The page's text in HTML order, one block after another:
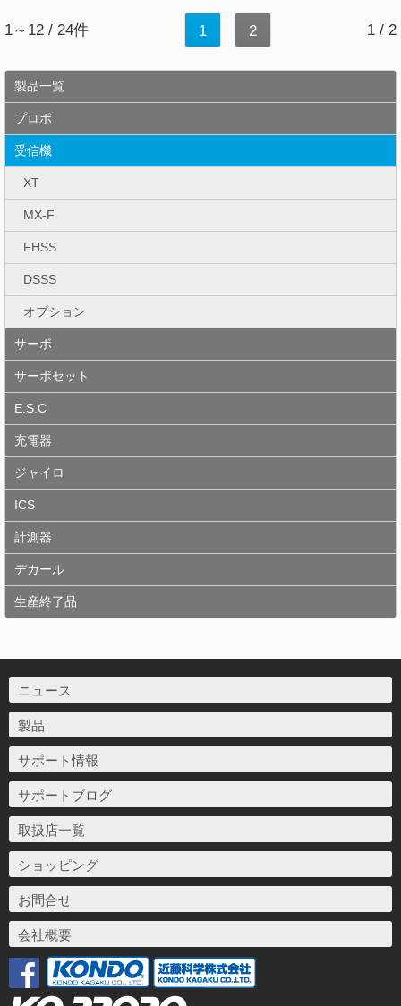
1～12 / 24件 1 2 1 / 2
製品一覧
プロポ
受信機
XT
MX-F
FHSS
DSSS
オプション
サーボ
サーボセット
E.S.C
充電器
ジャイロ
ICS
計測器
デカール
生産終了品
ニュース
製品
サポート情報
サポートブログ
取扱店一覧
ショッピング
お問合せ
会社概要